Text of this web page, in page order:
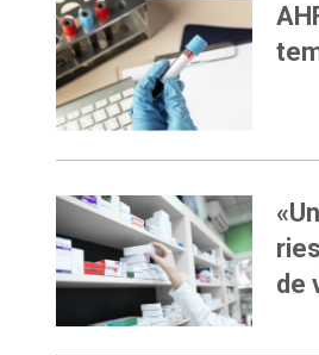
de